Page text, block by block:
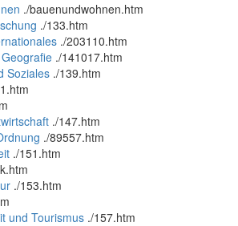
./bauenundwohnen.htm
./133.htm
./203110.htm
./141017.htm
Soziales ./139.htm
./147.htm
./89557.htm
./151.htm
./153.htm
und Tourismus ./157.htm